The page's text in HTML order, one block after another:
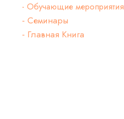
- Обучающие мероприятия
- Семинары
- Главная Книга